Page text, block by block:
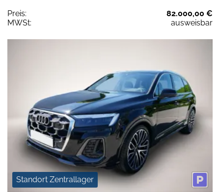
Preis:
82.000,00 €
MWSt:
ausweisbar
Standort Zentrallager